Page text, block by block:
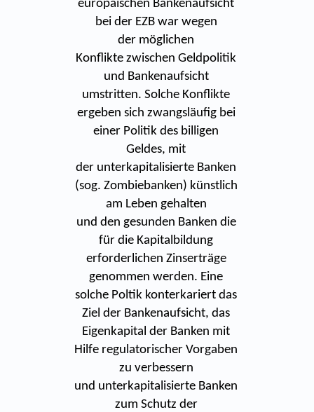
europäischen Bankenaufsicht
bei der EZB war wegen
der möglichen
Konflikte zwischen Geldpolitik
und Bankenaufsicht
umstritten. Solche Konflikte
ergeben sich zwangsläufig bei
einer Politik des billigen
Geldes, mit
der unterkapitalisierte Banken
(sog. Zombiebanken) künstlich
am Leben gehalten
und den gesunden Banken die
für die Kapitalbildung
erforderlichen Zinserträge
genommen werden. Eine
solche Poltik konterkariert das
Ziel der Bankenaufsicht, das
Eigenkapital der Banken mit
Hilfe regulatorischer Vorgaben
zu verbessern
und unterkapitalisierte Banken
zum Schutz der